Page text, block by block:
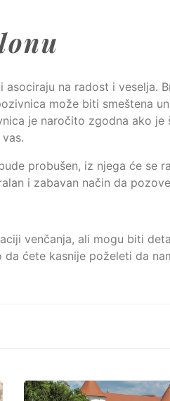
asociraju na radost i veselja.
može biti smeštena
je naročito zgodna ako
probušen, iz njega će se
i zabavan način da
venčanja, ali mogu biti
ćete kasnije poželeti da